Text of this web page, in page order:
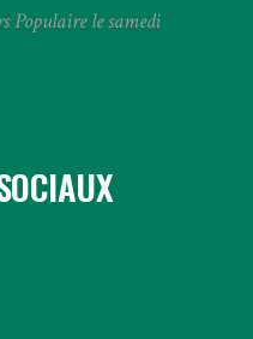
Populaire le samedi